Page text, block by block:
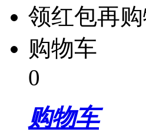
领红包再
购物车
0
购物车